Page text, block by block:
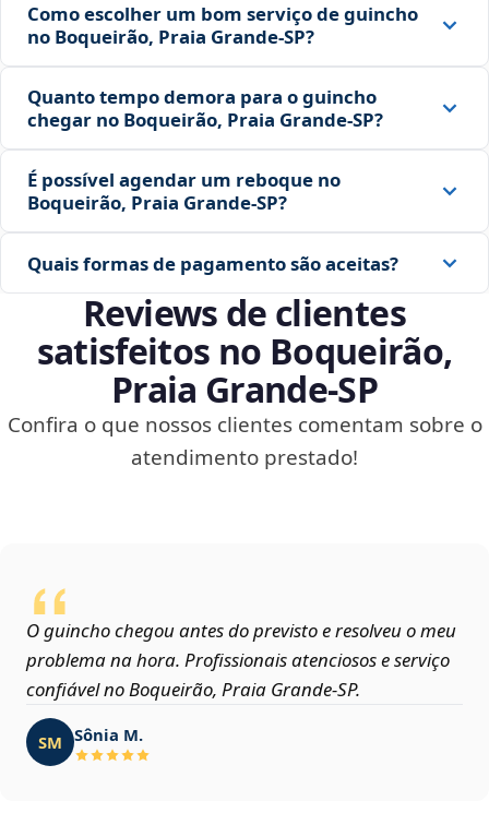
Como escolher um bom serviço de guincho
no Boqueirão, Praia Grande‑SP?
Quanto tempo demora para o guincho
chegar no Boqueirão, Praia Grande‑SP?
É possível agendar um reboque no
Boqueirão, Praia Grande‑SP?
Quais formas de pagamento são aceitas?
Reviews de clientes
satisfeitos no Boqueirão,
Praia Grande‑SP
Confira o que nossos clientes comentam sobre o
atendimento prestado!
O guincho chegou antes do previsto e resolveu o meu
problema na hora. Profissionais atenciosos e serviço
confiável no Boqueirão, Praia Grande‑SP.
SM Sônia M.